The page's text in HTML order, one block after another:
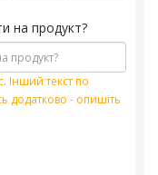
на продукт?
Інший текст по
додатково - опишіть